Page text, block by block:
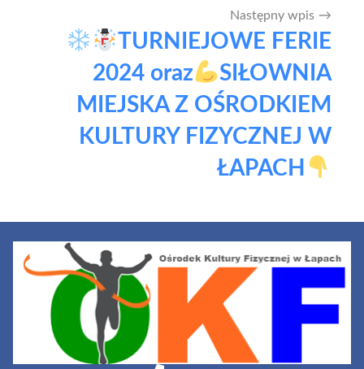
Następny wpis
TURNIEJOWE FERIE
2024 oraz
SIŁOWNIA
MIEJSKA Z OŚRODKIEM
KULTURY FIZYCZNEJ W
ŁAPACH